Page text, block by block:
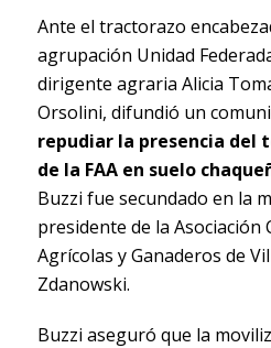
Ante el tractorazo
agrupación Unidad
dirigente agraria Alicia
Orsolini, difundió un
repudiar la presencia del
de la FAA en suelo
Buzzi fue secundado en la
presidente de la Asociación
Agrícolas y Ganaderos de
Zdanowski.
Buzzi aseguró que la